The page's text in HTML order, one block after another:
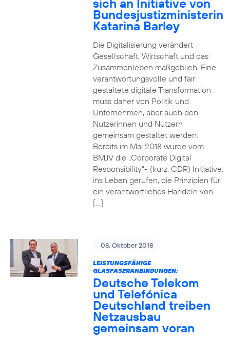
sich an Initiative von
Bundesjustizministerin
Katarina Barley
Die Digitalisierung verändert
Gesellschaft, Wirtschaft und das
Zusammenleben maßgeblich. Eine
verantwortungsvolle und fair
gestaltete digitale Transformation
muss daher von Politik und
Unternehmen, aber auch den
Nutzerinnen und Nutzern
gemeinsam gestaltet werden.
Bereits im Mai 2018 wurde vom
BMJV die „Corporate Digital
Responsibility“- (kurz: CDR) Initiative,
ins Leben gerufen, die Prinzipien für
ein verantwortliches Handeln von
[…]
08. Oktober 2018
LEISTUNGSFÄHIGE
GLASFASERANBINDUNGEN:
Deutsche Telekom
und Telefónica
Deutschland treiben
Netzausbau
gemeinsam voran